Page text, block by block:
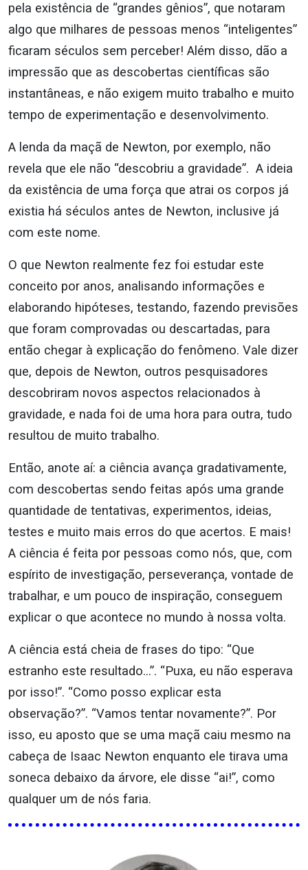
pela existência de “grandes gênios”, que notaram
algo que milhares de pessoas menos “inteligentes”
ficaram séculos sem perceber! Além disso, dão a
impressão que as descobertas científicas são
instantâneas, e não exigem muito trabalho e muito
tempo de experimentação e desenvolvimento.
A lenda da maçã de Newton, por exemplo, não
revela que ele não “descobriu a gravidade”. A ideia
da existência de uma força que atrai os corpos já
existia há séculos antes de Newton, inclusive já
com este nome.
O que Newton realmente fez foi estudar este
conceito por anos, analisando informações e
elaborando hipóteses, testando, fazendo previsões
que foram comprovadas ou descartadas, para
então chegar à explicação do fenômeno. Vale dizer
que, depois de Newton, outros pesquisadores
descobriram novos aspectos relacionados à
gravidade, e nada foi de uma hora para outra, tudo
resultou de muito trabalho.
Então, anote aí: a ciência avança gradativamente,
com descobertas sendo feitas após uma grande
quantidade de tentativas, experimentos, ideias,
testes e muito mais erros do que acertos. E mais!
A ciência é feita por pessoas como nós, que, com
espírito de investigação, perseverança, vontade de
trabalhar, e um pouco de inspiração, conseguem
explicar o que acontece no mundo à nossa volta.
A ciência está cheia de frases do tipo: “Que
estranho este resultado…”. “Puxa, eu não esperava
por isso!”. “Como posso explicar esta
observação?”. “Vamos tentar novamente?”. Por
isso, eu aposto que se uma maçã caiu mesmo na
cabeça de Isaac Newton enquanto ele tirava uma
soneca debaixo da árvore, ele disse “ai!”, como
qualquer um de nós faria.